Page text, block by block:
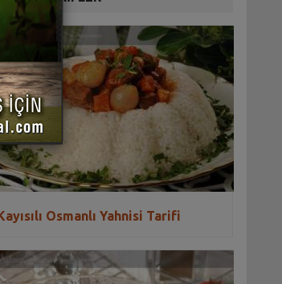
Osmanlı Yahnisi Tarifi